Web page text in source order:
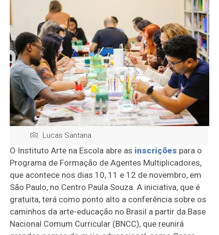
Lucas Santana
O Instituto Arte na Escola abre as inscrições para o
Programa de Formação de Agentes Multiplicadores,
que acontece nos dias 10, 11 e 12 de novembro, em
São Paulo, no Centro Paula Souza. A iniciativa, que é
gratuita, terá como ponto alto a conferência sobre os
caminhos da arte-educação no Brasil a partir da Base
Nacional Comum Curricular (BNCC), que reunirá